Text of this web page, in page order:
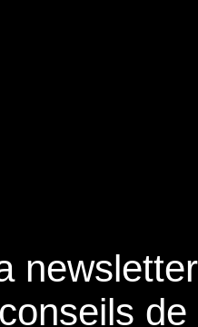
newsletter